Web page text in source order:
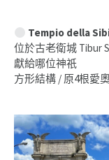
Tempio della
位於古老衛城 Tibur
獻給哪位神祇
方形結構 / 原4根愛